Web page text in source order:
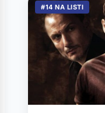
#14 NA LISTI